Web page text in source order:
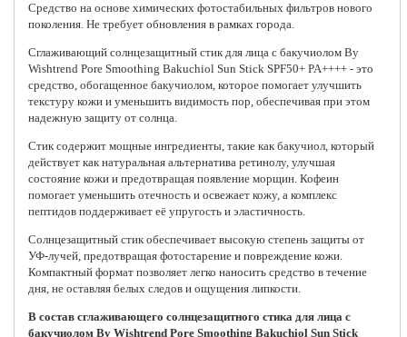
Средство на основе химических фотостабильных фильтров нового
поколения. Не требует обновления в рамках города.
Сглаживающий солнцезащитный стик для лица с бакучиолом By
Wishtrend Pore Smoothing Bakuchiol Sun Stick SPF50+ PA++++ - это
средство, обогащенное бакучиолом, которое помогает улучшить
текстуру кожи и уменьшить видимость пор, обеспечивая при этом
надежную защиту от солнца.
Стик содержит мощные ингредиенты, такие как бакучиол, который
действует как натуральная альтернатива ретинолу, улучшая
состояние кожи и предотвращая появление морщин. Кофеин
помогает уменьшить отечность и освежает кожу, а комплекс
пептидов поддерживает её упругость и эластичность.
Солнцезащитный стик обеспечивает высокую степень защиты от
УФ-лучей, предотвращая фотостарение и повреждение кожи.
Компактный формат позволяет легко наносить средство в течение
дня, не оставляя белых следов и ощущения липкости.
В состав сглаживающего солнцезащитного стика для лица с
бакучиолом By Wishtrend Pore Smoothing Bakuchiol Sun Stick